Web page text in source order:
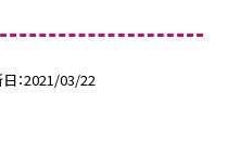
2021/03/22